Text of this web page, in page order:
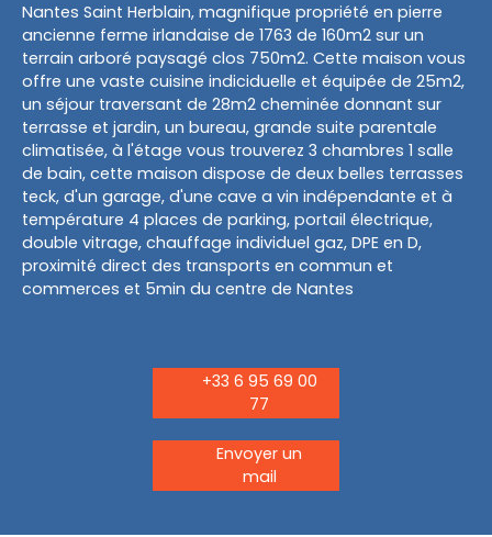
Nantes Saint Herblain, magnifique propriété en pierre
ancienne ferme irlandaise de 1763 de 160m2 sur un
terrain arboré paysagé clos 750m2. Cette maison vous
offre une vaste cuisine indiciduelle et équipée de 25m2,
un séjour traversant de 28m2 cheminée donnant sur
terrasse et jardin, un bureau, grande suite parentale
climatisée, à l'étage vous trouverez 3 chambres 1 salle
de bain, cette maison dispose de deux belles terrasses
teck, d'un garage, d'une cave a vin indépendante et à
température 4 places de parking, portail électrique,
double vitrage, chauffage individuel gaz, DPE en D,
proximité direct des transports en commun et
commerces et 5min du centre de Nantes
+33 6 95 69 00
77
Envoyer un
mail